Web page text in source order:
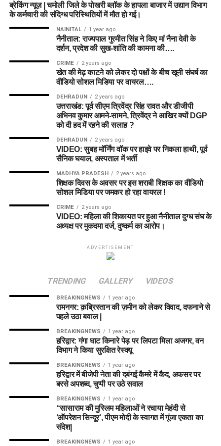
ब्रेकिंग न्यूज़ | चमोली जिले के पोखरी ब्लॉक के हापला बाजार में उद्यान विभाग
के कर्मचारी की संदिग्ध परिस्थितियों में मौत हो गई।
NAINITAL 1 year ago
नैनीताल: राज्यपाल गुरमीत सिंह ने किए मां नैना देवी के
दर्शन, प्रदेश की सुख-शांति की कामना की….
CRIME 2 years ago
खेत की मेढ़ काटने को लेकर दो पक्षों के बीच खूनी संघर्ष का
वीडियो सोशल मिडिया पर वायरल….
DEHRADUN 2 years ago
उत्तराखंड: पूर्व सीएम त्रिवेंद्र सिंह रावत और डीजीपी
अभिनव कुमार आमने-सामने, त्रिवेंद्र ने आखिर क्यों DGP
को दी हद में रहने की सलाह ?
DEHRADUN 2 years ago
VIDEO: सुबह मॉर्निंग वॉक पर हाइवे पर निकला हाथी, पूर्व
सैनिक घयाल, अस्पताल में भर्ती
MADHYA PRADESH 2 years ago
शिक्षक दिवस के अवसर पर इस शराबी शिक्षक का वीडियो
सोशल मिडिया पर जमकर हो रहा वायरल !
CRIME 2 years ago
VIDEO: महिला की शिकायत पर हुआ नैनीताल दुग्ध संघ के
अध्यक्ष पर मुकदमा दर्ज, दुष्कर्म का आरोप।
ADVERTISEMENT
TRENDING GALLERY VIDEOS
BREAKINGNEWS 1 year ago
रामनगर: क़ब्रिस्तान की ज़मीन को लेकर विवाद, दफनाने से
पहले उठा बवाल |
BREAKINGNEWS 1 year ago
हरिद्वार: गंगा घाट किनारे पेड़ पर लिपटा मिला अजगर, वन
विभाग ने किया सुरक्षित रेस्क्यू
BREAKINGNEWS 1 year ago
हरिद्वार में बीजेपी नेता की दबंगई कैमरे में कैद, अफसर पर
बरसे अपशब्द, चुप्पी पर उठे सवाल
BREAKINGNEWS 1 year ago
“सासाराम की मुस्लिम महिलाओं ने रचाया मेहंदी से
‘ऑपरेशन सिन्दूर’, पीएम मोदी के स्वागत में गूंजा एकता का
संदेश|
BREAKINGNEWS 1 year ago